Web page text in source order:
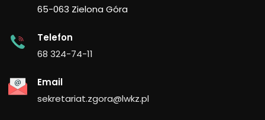
65-063 Zielona Góra
Telefon
68 324-74-11
Email
sekretariat.zgora@lwkz.pl